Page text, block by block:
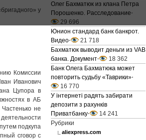
у
Комиссии
Иванович
Цупора в
в АБ
не
подкупа
сговор с
Олег Бахматюк из клана Петра
Порошенко. Расследование⋅
29 696
Юнион стандард банк банкрот.
Видео⋅
21 718
Бахматюк выводит деньги из VAB
банка. Документ⋅
18 362
Банк Олега Бахматюка может
повторить судьбу «Таврики»⋅
16 770
У інтернеті радять забирати
депозити з рахунків
Приватбанку⋅
14 241
Рубрики
aliexpress.com